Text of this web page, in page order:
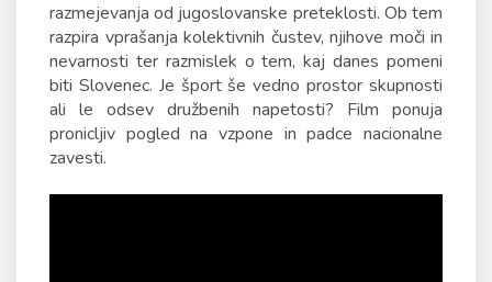
razmejevanja od jugoslovanske preteklosti. Ob tem
razpira vprašanja kolektivnih čustev, njihove moči in
nevarnosti ter razmislek o tem, kaj danes pomeni
biti Slovenec. Je šport še vedno prostor skupnosti
ali le odsev družbenih napetosti? Film ponuja
pronicljiv pogled na vzpone in padce nacionalne
zavesti.